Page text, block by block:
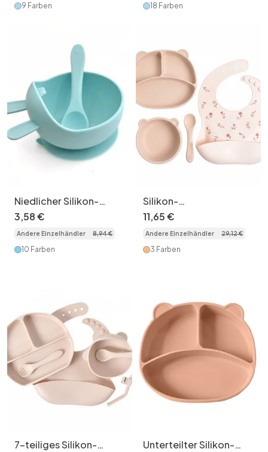
9 Farben 18 Farben
Niedlicher Silikon-
Saugnapf-Babynapf –
auslaufsicher für
Kleinkinder
3,58€
Andere Einzelhändler 8,94€
10 Farben
Silikon-
Babyfütterungsset mit
Saugnapfplatte und
Lätzchen
11,65€
Andere Einzelhändler 29,12€
3 Farben
7-teiliges Silikon-
Unterteilter Silikon-